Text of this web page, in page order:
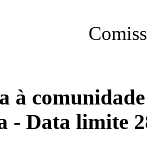
à
- Data limite